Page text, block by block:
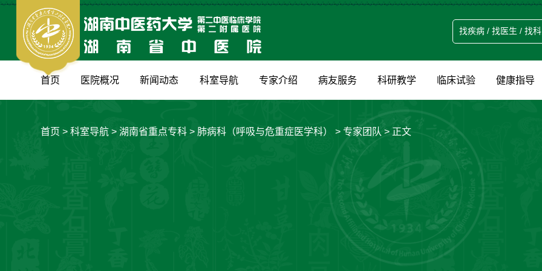
首页 医院概况 新闻动态 科室导航 专家介绍 病友服务 科研教学 临床试验 健康指导
首页 >科室导航 >湖南省重点专科 > 肺病科（呼吸与危重症医学科） >专家团队 > 正文